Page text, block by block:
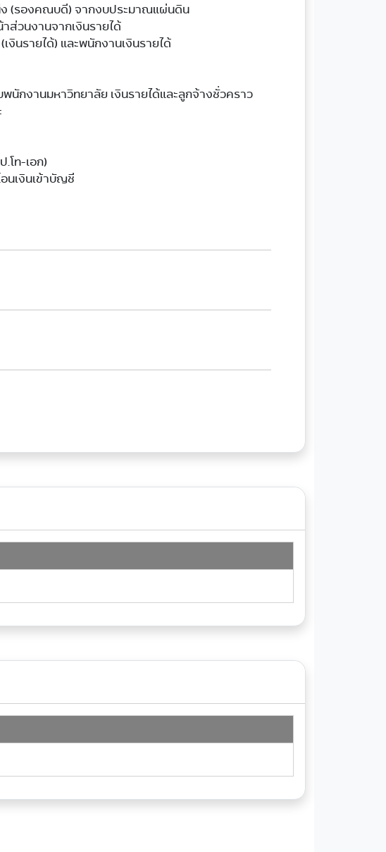
(รองคณบดี) จากงบประมาณแผ่นดิน
ส่วนงานจากเงินรายได้
นรายได้) และพนักงานเงินรายได้
กงานมหาวิทยาลัย เงินรายได้และลูกจ้างชั่วคราว
โท-เอก)
นเงินเข้าบัญชี